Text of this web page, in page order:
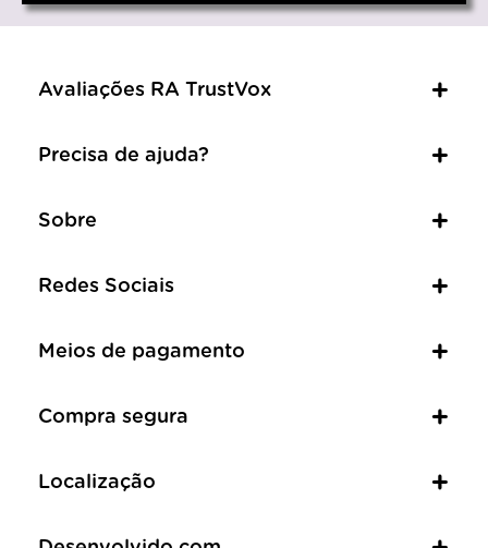
Avaliações RA TrustVox
Precisa de ajuda?
Sobre
Redes Sociais
Meios de pagamento
Compra segura
Localização